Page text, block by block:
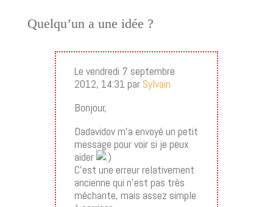
Quelqu’un a une idée ?
Le vendredi 7 septembre
2012, 14:31 par Sylvain
Bonjour,
Dadavidov m’a envoyé un petit
message pour voir si je peux
aider
C’est une erreur relativement
ancienne qui n’est pas très
méchante, mais assez simple